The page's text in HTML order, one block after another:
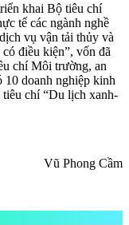
khai Bộ tiêu chí
tế các ngành nghề
vụ vận tải thủy và
điều kiện”, vốn đã
chí Môi trường, an
doanh nghiệp kinh
chí “Du lịch xanh-
Vũ Phong Cầm